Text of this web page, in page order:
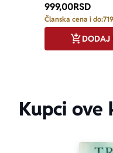
999,00RSD
Članska cena i do:
DODAJ
Kupci ove